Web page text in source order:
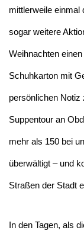
mittlerweile einmal
sogar weitere
Weihnachten
Schuhkarton mit
persönlichen Notiz
Suppentour an
mehr als 150 bei
überwältigt – und
Straßen der Stadt
In den Tagen, als